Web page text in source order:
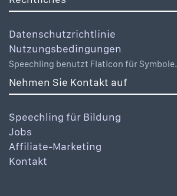
Datenschutzrichtlinie
Nutzungsbedingungen
Speechling benutzt Flaticon für Symbole.
Nehmen Sie Kontakt auf
Speechling für Bildung
Jobs
Affiliate-Marketing
Kontakt